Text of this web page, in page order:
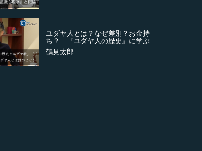
ユダヤ人とは？なぜ差別？お金持
ち？…『ユダヤ人の歴史』に学ぶ
鶴見太郎